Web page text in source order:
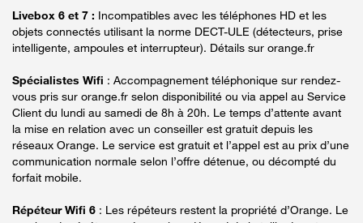
Livebox 6 et 7 : Incompatibles avec les téléphones HD et les
objets connectés utilisant la norme DECT-ULE (détecteurs, prise
intelligente, ampoules et interrupteur). Détails sur orange.fr
Spécialistes Wifi : Accompagnement téléphonique sur rendez-
vous pris sur orange.fr selon disponibilité ou via appel au Service
Client du lundi au samedi de 8h à 20h. Le temps d’attente avant
la mise en relation avec un conseiller est gratuit depuis les
réseaux Orange. Le service est gratuit et l’appel est au prix d’une
communication normale selon l’offre détenue, ou décompté du
forfait mobile.
Répéteur Wifi 6 : Les répéteurs restent la propriété d’Orange. Le